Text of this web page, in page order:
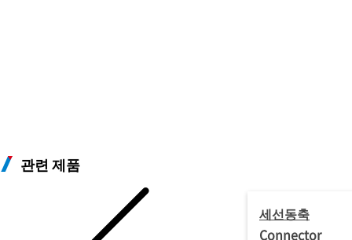
관련 제품
세선동축
Connector